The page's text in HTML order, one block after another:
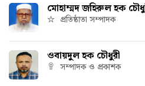
মোহাম্মদ জহিরুল হক
প্রতিষ্ঠাতা সম্পাদক
ওবায়দুল হক চৌধুরী
সম্পাদক ও প্রকাশক